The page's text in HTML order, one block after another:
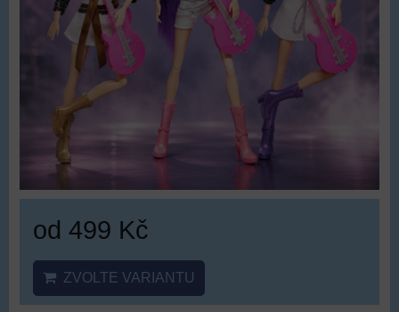
od 499 Kč
ZVOLTE VARIANTU